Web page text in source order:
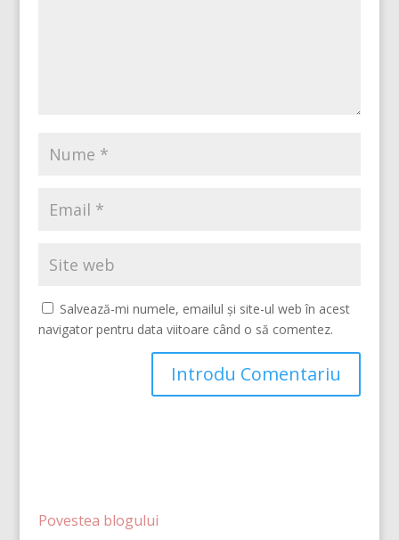
Salvează-mi numele, emailul și site-ul web în acest
navigator pentru data viitoare când o să comentez.
Povestea blogului